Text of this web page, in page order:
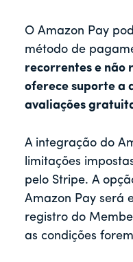
O Amazon Pay
método de
recorrentes e não
oferece suporte a
avaliações
A integração do
limitações
pelo Stripe. A
Amazon Pay será
registro do
as condições